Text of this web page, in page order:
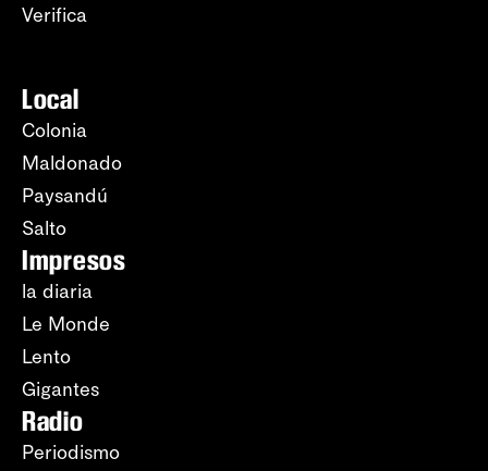
Verifica
Local
Colonia
Maldonado
Paysandú
Salto
Impresos
la diaria
Le Monde
Lento
Gigantes
Radio
Periodismo